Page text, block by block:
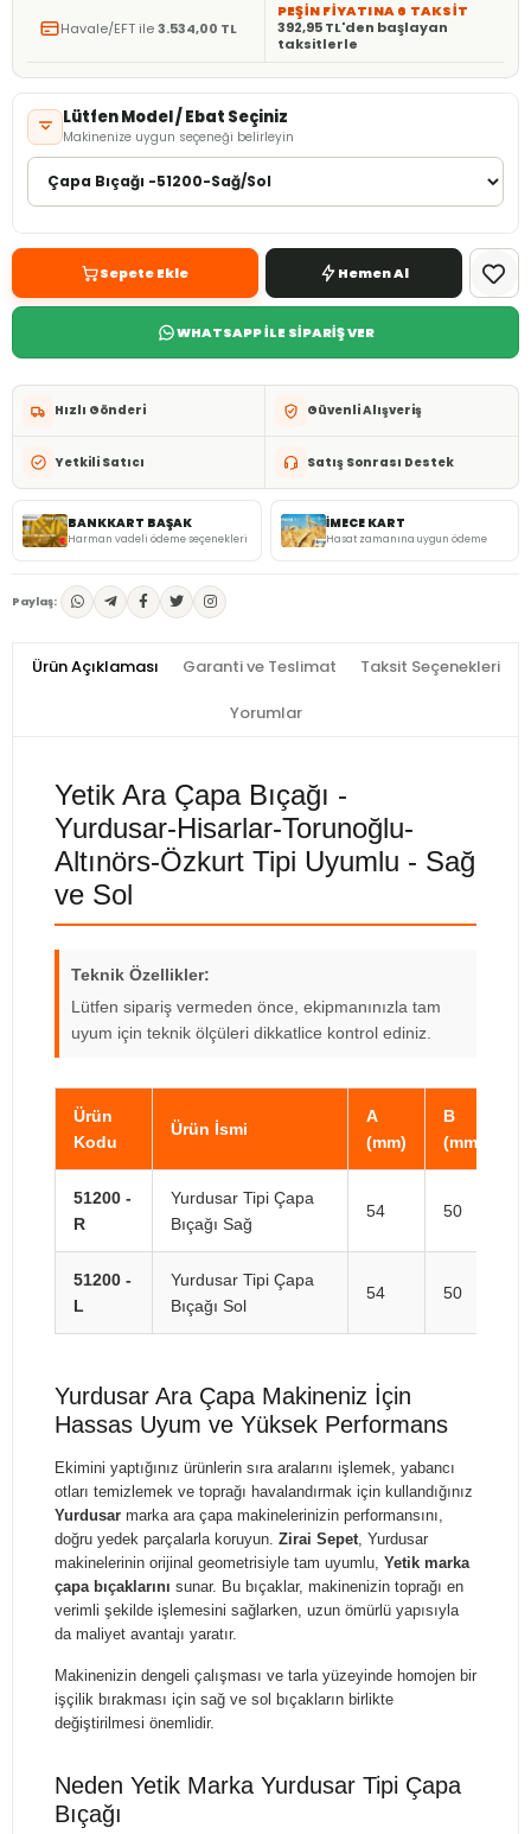
Havale/EFT ile3.534,00 TL
PEŞİN FİYATINA 6 TAKSİT
392,95 TL'den başlayan
taksitlerle
Lütfen Model / Ebat Seçiniz
Makinenize uygun seçeneği belirleyin
Sepete Ekle Hemen Al
WHATSAPP İLE SİPARİŞ VER
Hızlı Gönderi Güvenli Alışveriş
Yetkili Satıcı Satış Sonrası Destek
BANKKART BAŞAK
Harman vadeli ödeme seçenekleri
İMECE KART
Hasat zamanına uygun ödeme
Paylaş:
Ürün Açıklaması Garanti ve Teslimat Taksit Seçenekleri
Yorumlar
Yetik Ara Çapa Bıçağı -
Yurdusar-Hisarlar-Torunoğlu-
Altınörs-Özkurt Tipi Uyumlu - Sağ
ve Sol
Teknik Özellikler:
Lütfen sipariş vermeden önce, ekipmanınızla tam
uyum için teknik ölçüleri dikkatlice kontrol ediniz.
Ürün
Kodu
Ürün İsmi
A
(mm)
B
(mm)
51200 -
R
Yurdusar Tipi Çapa
Bıçağı Sağ
54 50
51200 -
L
Yurdusar Tipi Çapa
Bıçağı Sol
54 50
Yurdusar Ara Çapa Makineniz İçin
Hassas Uyum ve Yüksek Performans
Ekimini yaptığınız ürünlerin sıra aralarını işlemek, yabancı
otları temizlemek ve toprağı havalandırmak için kullandığınız
Yurdusar marka ara çapa makinelerinizin performansını,
doğru yedek parçalarla koruyun. Zirai Sepet, Yurdusar
makinelerinin orijinal geometrisiyle tam uyumlu, Yetik marka
çapa bıçaklarını sunar. Bu bıçaklar, makinenizin toprağı en
verimli şekilde işlemesini sağlarken, uzun ömürlü yapısıyla
da maliyet avantajı yaratır.
Makinenizin dengeli çalışması ve tarla yüzeyinde homojen bir
işçilik bırakması için sağ ve sol bıçakların birlikte
değiştirilmesi önemlidir.
Neden Yetik Marka Yurdusar Tipi Çapa
Bıçağı